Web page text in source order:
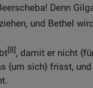
Denn
und Bethel
[8], damit er nicht
{um sich} frisst,